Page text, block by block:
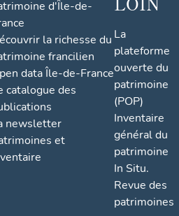
d'Île-de-
la richesse du
francilien
data Île-de-France
catalogue des
newsletter
et
La
plateforme
ouverte du
patrimoine
(POP)
Inventaire
général du
patrimoine
In Situ.
Revue des
patrimoines